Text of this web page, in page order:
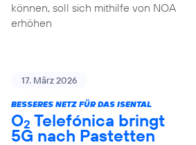
können, soll sich mithilfe von NOA
erhöhen
17. März 2026
BESSERES NETZ FÜR DAS ISENTAL
O2 Telefónica bringt
5G nach Pastetten